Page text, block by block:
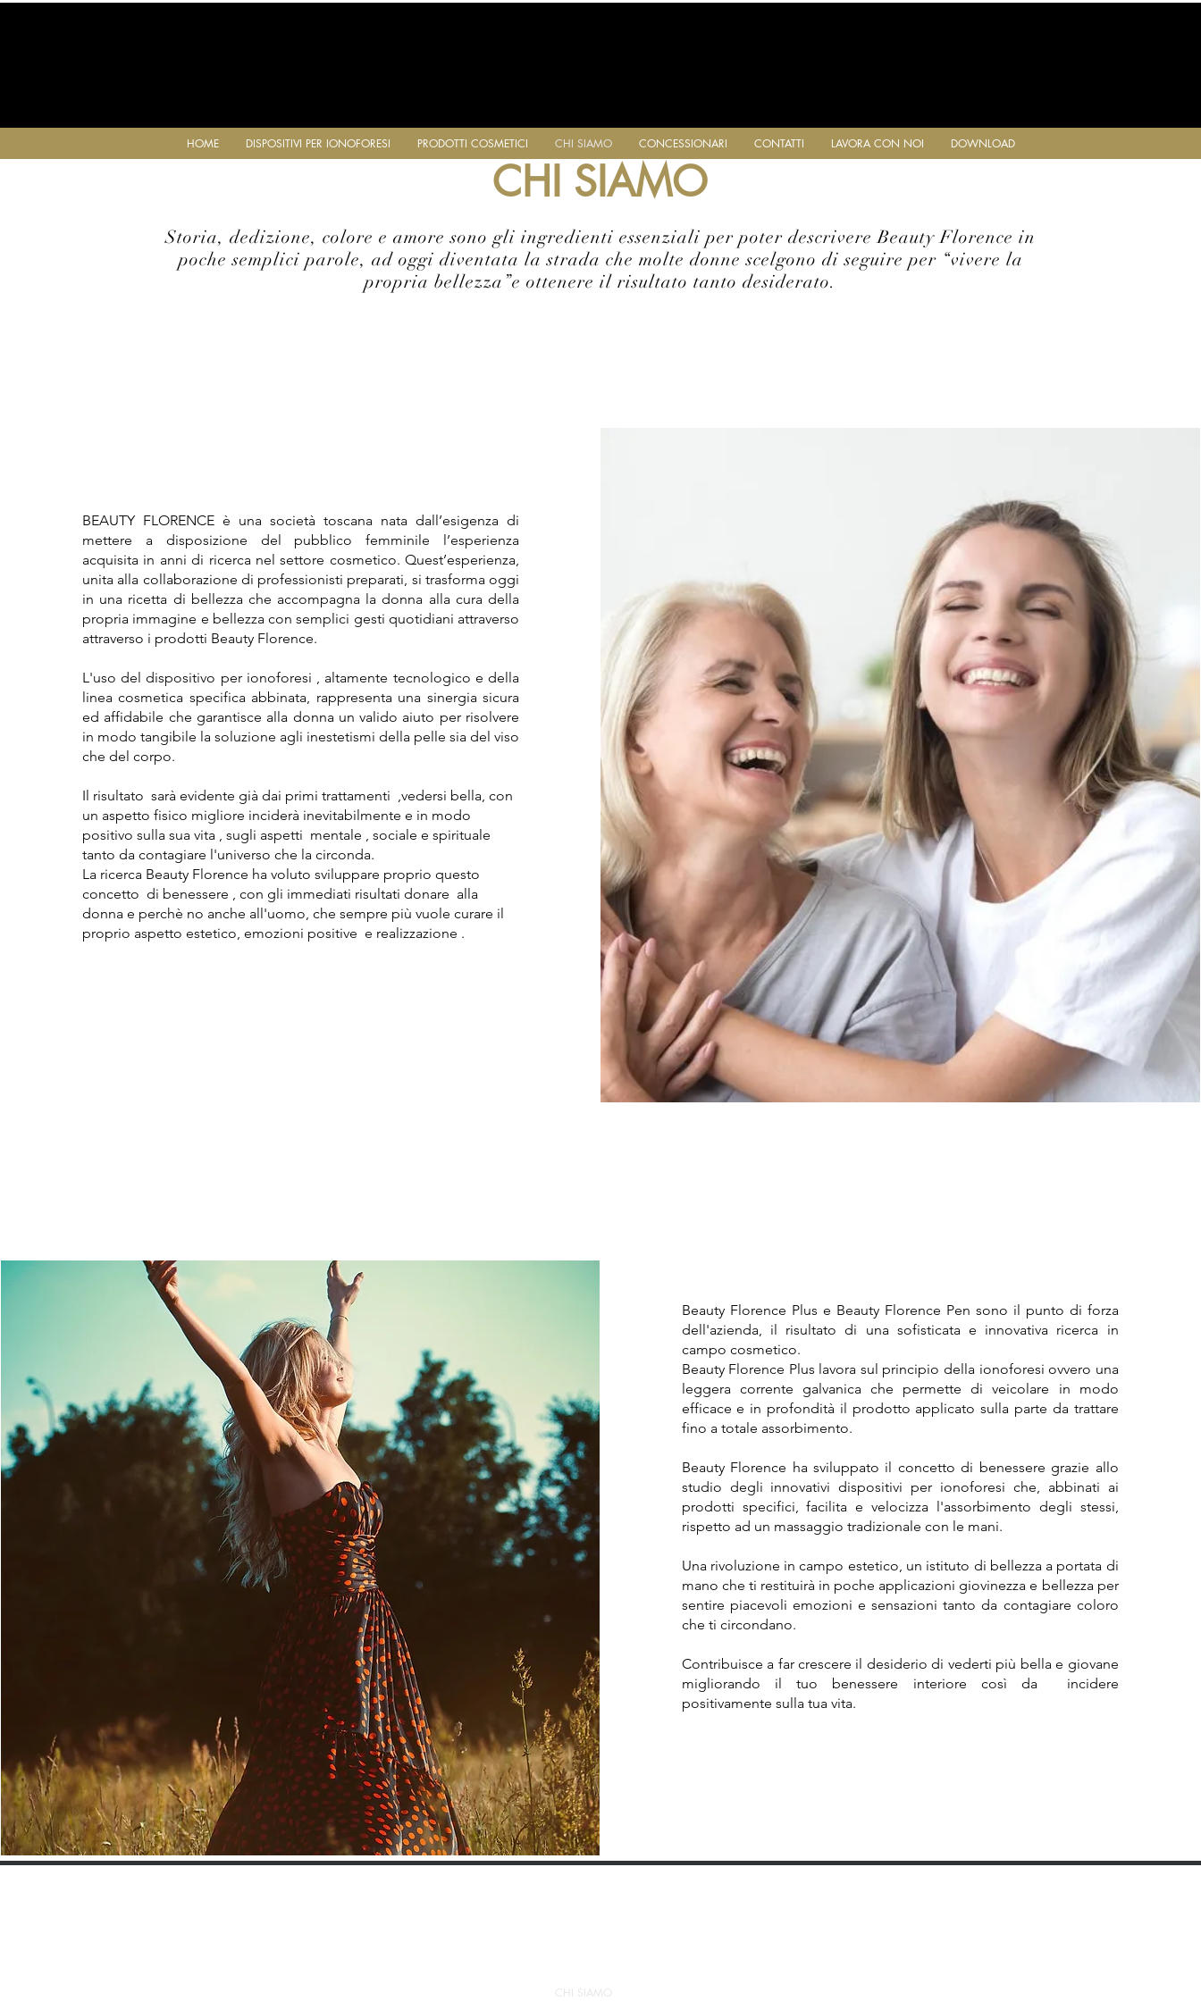
HOME DISPOSITIVI PER IONOFORESI PRODOTTI COSMETICI CHI SIAMO CONCESSIONARI CONTATTI LAVORA CON NOI DOWNLOAD
CHI SIAMO
Storia, dedizione, colore e amore sono gli ingredienti essenziali per poter descrivere Beauty Florence in
poche semplici parole, ad oggi diventata la strada che molte donne scelgono di seguire per “vivere la
propria bellezza”e ottenere il risultato tanto desiderato.
BEAUTY FLORENCE è una società toscana nata dall’esigenza di
mettere a disposizione del pubblico femminile l’esperienza
acquisita in anni di ricerca nel settore cosmetico. Quest’esperienza,
unita alla collaborazione di professionisti preparati, si trasforma oggi
in una ricetta di bellezza che accompagna la donna alla cura della
propria immagine e bellezza con semplici gesti quotidiani attraverso
attraverso i prodotti Beauty Florence.
L'uso del dispositivo per ionoforesi , altamente tecnologico e della
linea cosmetica specifica abbinata, rappresenta una sinergia sicura
ed affidabile che garantisce alla donna un valido aiuto per risolvere
in modo tangibile la soluzione agli inestetismi della pelle sia del viso
che del corpo.
Il risultato sarà evidente già dai primi trattamenti ,vedersi bella, con
un aspetto fisico migliore inciderà inevitabilmente e in modo
positivo sulla sua vita , sugli aspetti mentale , sociale e spirituale
tanto da contagiare l'universo che la circonda.
La ricerca Beauty Florence ha voluto sviluppare proprio questo
concetto di benessere , con gli immediati risultati donare alla
donna e perchè no anche all'uomo, che sempre più vuole curare il
proprio aspetto estetico, emozioni positive e realizzazione .
Beauty Florence Plus e Beauty Florence Pen sono il punto di forza
dell'azienda, il risultato di una sofisticata e innovativa ricerca in
campo cosmetico.
Beauty Florence Plus lavora sul principio della ionoforesi ovvero una
leggera corrente galvanica che permette di veicolare in modo
efficace e in profondità il prodotto applicato sulla parte da trattare
fino a totale assorbimento.
Beauty Florence ha sviluppato il concetto di benessere grazie allo
studio degli innovativi dispositivi per ionoforesi che, abbinati ai
prodotti specifici, facilita e velocizza l'assorbimento degli stessi,
rispetto ad un massaggio tradizionale con le mani.
Una rivoluzione in campo estetico, un istituto di bellezza a portata di
mano che ti restituirà in poche applicazioni giovinezza e bellezza per
sentire piacevoli emozioni e sensazioni tanto da contagiare coloro
che ti circondano.
Contribuisce a far crescere il desiderio di vederti più bella e giovane
migliorando il tuo benessere interiore così da incidere
positivamente sulla tua vita.
CHI SIAMO